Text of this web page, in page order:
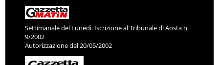
Settimanale del Lunedì. Iscrizione al Tribunale di Aosta n.
9/2002
Autorizzazione del 20/05/2002